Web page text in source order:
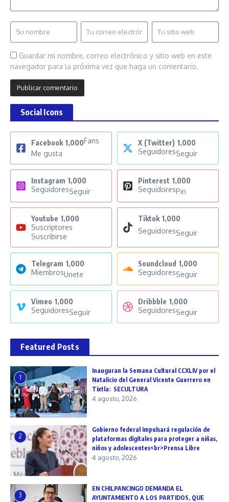
Guardar mi nombre, correo electrónico y sitio web en este
navegador para la próxima vez que haga un comentario.
Social Icons
Facebook 1,000Fans
Me gusta
X (Twitter) 1,000
SeguidoresSeguir
Instagram 1,000
SeguidoresSeguir
Pinterest 1,000
SeguidoresPin
Youtube 1,000
Suscriptores
Suscribirse
Tiktok 1,000
SeguidoresSeguir
Telegram 1,000
MiembrosUnete
Soundcloud 1,000
SeguidoresSeguir
Vimeo 1,000
SeguidoresSeguir
Dribbble 1,000
SeguidoresSeguir
Featured Posts
1
Inauguran la Semana Cultural CCXLIV por el
Natalicio del General Vicente Guerrero en
Tixtla: SECULTURA
4 agosto, 2026
2
Gobierno federal impulsará regulación de
plataformas digitales para proteger a niñas,
niños y adolescentes<br>Prensa Libre
4 agosto, 2026
3
EN CHILPANCINGO DEMANDA EL
AYUNTAMIENTO A LOS PARTIDOS, QUE